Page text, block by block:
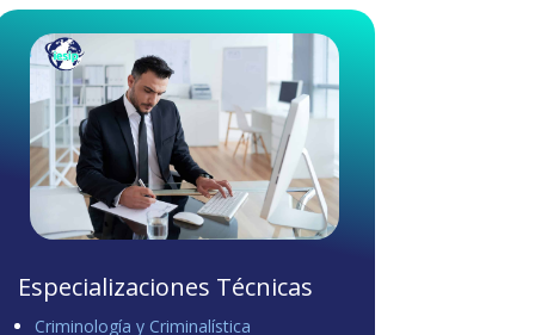
1 1 0
Especializaciones Técnicas
Criminología y Criminalística